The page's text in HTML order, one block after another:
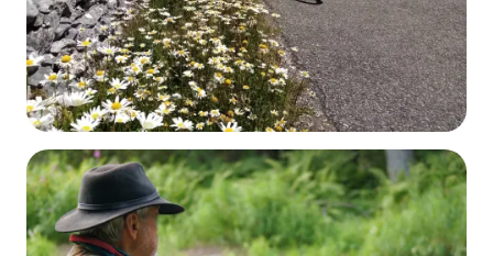
VTT
DÉCOUVRIR